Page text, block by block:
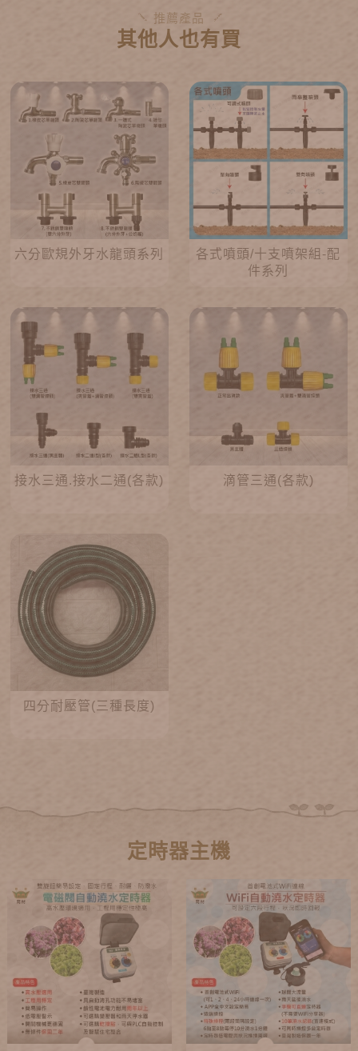
推薦產品
其他人也有買
六分歐規外牙水龍頭系列
各式噴頭/十支噴架組-配
件系列
接水三通.接水二通(各款) 滴管三通(各款)
四分耐壓管(三種長度)
定時器主機